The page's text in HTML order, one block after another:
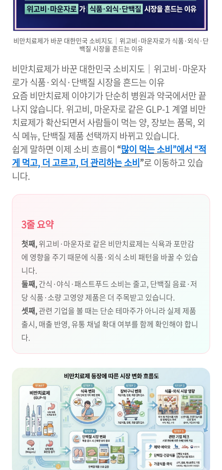
비만치료제가 바꾼 대한민국 소비지도｜위고비·마운자로가 식품·외식·단
백질 시장을 흔드는 이유
비만치료제가 바꾼 대한민국 소비지도｜위고비·마운자
로가 식품·외식·단백질 시장을 흔드는 이유
요즘 비만치료제 이야기가 단순히 병원과 약국에서만 끝
나지 않습니다. 위고비, 마운자로 같은 GLP-1 계열 비만
치료제가 확산되면서 사람들이 먹는 양, 장보는 품목, 외
식 메뉴, 단백질 제품 선택까지 바뀌고 있습니다.
쉽게 말하면 이제 소비 흐름이 “많이 먹는 소비”에서 “적
게 먹고, 더 고르고, 더 관리하는 소비”로 이동하고 있습
니다.
3줄 요약
첫째,위고비·마운자로 같은 비만치료제는 식욕과 포만감
에 영향을 주기 때문에 식품·외식 소비 패턴을 바꿀 수 있습
니다.
둘째,간식·야식·패스트푸드 소비는 줄고, 단백질 음료·저
당 식품·소량 고영양 제품은 더 주목받고 있습니다.
셋째,관련 기업을 볼 때는 단순 테마주가 아니라 실제 제품
출시, 매출 반영, 유통 채널 확대 여부를 함께 확인해야 합니
다.